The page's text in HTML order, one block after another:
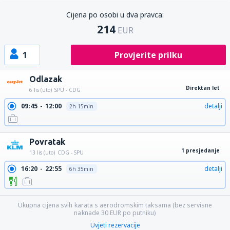
Cijena po osobi u dva pravca:
214 EUR
1 Provjerite prilku
Odlazak
6 lis (uto) SPU - CDG Direktan let
09:45 12:00 2h 15min detalji
Povratak
13 lis (uto) CDG - SPU 1 presjedanje
16:20 22:55 6h 35min detalji
Ukupna cijena svih karata s aerodromskim taksama (bez servisne
naknade 30 EUR po putniku)
Uvjeti rezervacije